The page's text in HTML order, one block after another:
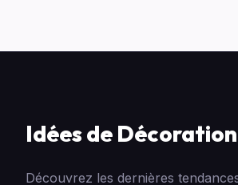
Idées de Décoration
Découvrez les dernières